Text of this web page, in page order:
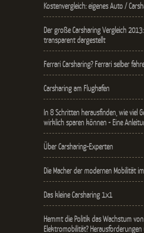
Kostenvergleich: eigenes Auto /
Der große Carsharing Vergleich
transparent dargestellt
Ferrari Carsharing? Ferrari selber
Carsharing am Flughafen
In 8 Schritten herausfinden, wie viel
wirklich sparen können - Eine
Über Carsharing-Experten
Die Macher der modernen Mobilität
Das kleine Carsharing 1x1
Hemmt die Politik das Wachstum
Elektromobilität? Herausforderungen